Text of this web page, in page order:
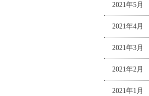
2021年5月
2021年4月
2021年3月
2021年2月
2021年1月